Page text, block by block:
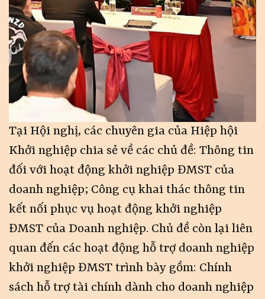
Tại Hội nghị, các chuyên gia của Hiệp hội
Khởi nghiệp chia sẻ về các chủ đề: Thông tin
đối với hoạt động khởi nghiệp ĐMST của
doanh nghiệp; Công cụ khai thác thông tin
kết nối phục vụ hoạt động khởi nghiệp
ĐMST của Doanh nghiệp. Chủ đề còn lại liên
quan đến các hoạt động hỗ trợ doanh nghiệp
khởi nghiệp ĐMST trình bày gồm: Chính
sách hỗ trợ tài chính dành cho doanh nghiệp